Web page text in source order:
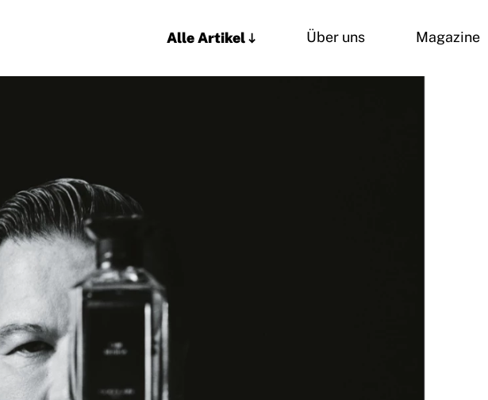
Alle Artikel Über uns Magazine